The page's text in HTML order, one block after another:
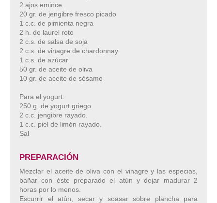
2 ajos emince.
20 gr. de jengibre fresco picado
1 c.c. de pimienta negra
2 h. de laurel roto
2 c.s. de salsa de soja
2 c.s. de vinagre de chardonnay
1 c.s. de azúcar
50 gr. de aceite de oliva
10 gr. de aceite de sésamo
Para el yogurt:
250 g. de yogurt griego
2 c.c. jengibre rayado.
1 c.c. piel de limón rayado.
Sal
PREPARACIÓN
Mezclar el aceite de oliva con el vinagre y las especias,
bañar con éste preparado el atún y dejar madurar 2
horas por lo menos.
Escurrir el atún, secar y soasar sobre plancha para